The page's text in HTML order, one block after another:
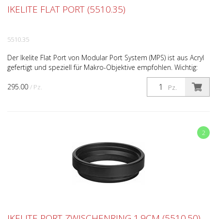
295.00 / Pz. Pz.
IKELITE FLAT PORT (5510.35)
5510.35
Der Ikelite Flat Port von Modular Port System (MPS) ist aus Acryl
gefertigt und speziell für Makro-Objektive empfohlen. Wichtig:
2